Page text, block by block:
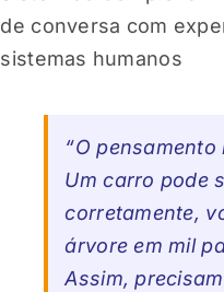
de conversa com
sistemas humanos
“O
Um carro pode
corretamente,
árvore em mil
Assim,